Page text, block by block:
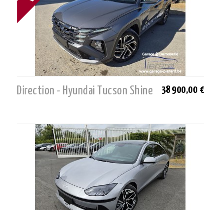
Direction - Hyundai Tucson Shine 38 900,00 €